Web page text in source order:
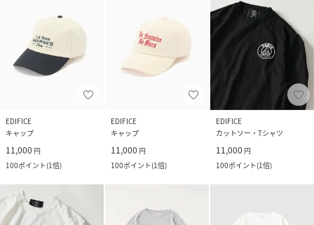
EDIFICE
キャップ
11,000 円
100ポイント(1倍)
EDIFICE
キャップ
11,000 円
100ポイント(1倍)
EDIFICE
カットソー・Tシャツ
11,000 円
100ポイント(1倍)